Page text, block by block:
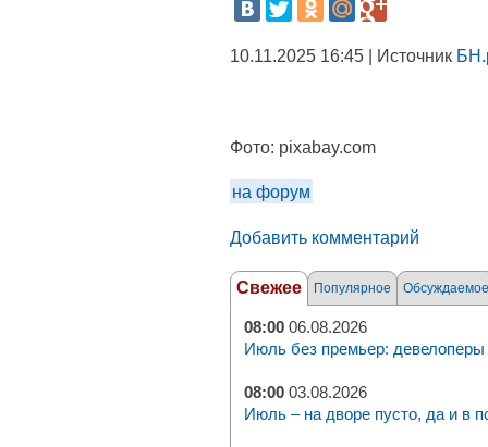
10.11.2025 16:45 | Источник
Фото: pixabay.com
на форум
Добавить комментарий
Свежее Популярное Обсуждаемое
08:00 06.08.2026
Июль без премьер: девелоперы
08:00 03.08.2026
Июль – на дворе пусто, да и в